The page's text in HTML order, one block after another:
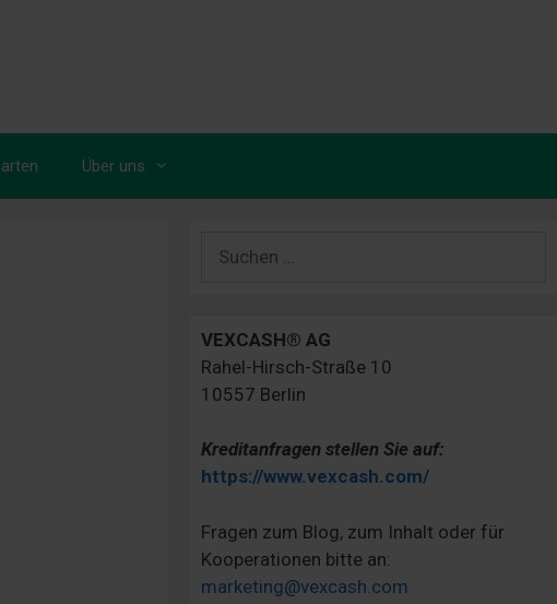
Über uns
nach:
VEXCASH® AG
Rahel-Hirsch-Straße 10
10557 Berlin
Kreditanfragen stellen Sie auf:
https://www.vexcash.com/
Fragen zum Blog, zum Inhalt oder für
Kooperationen bitte an:
marketing@vexcash.com